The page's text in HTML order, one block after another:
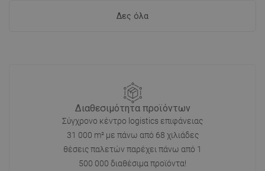
Δες όλα
Διαθεσιμότητα προϊόντων
Σύγχρονο κέντρο logistics επιφάνειας
31 000 m² με πάνω από 68 χιλιάδες
θέσεις παλετών παρέχει πάνω από 1
500 000 διαθέσιμα προϊόντα!